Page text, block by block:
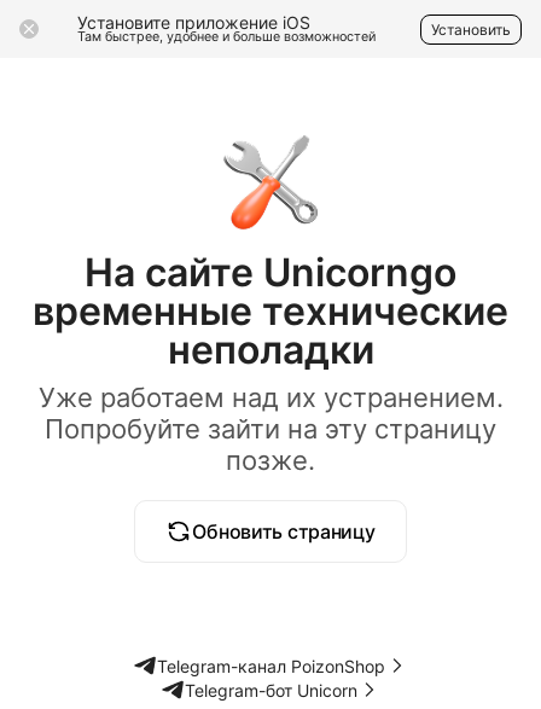
Установите приложение iOS
Там быстрее, удобнее и больше возможностей Установить
На сайте Unicorngo
временные технические
неполадки
Уже работаем над их устранением.
Попробуйте зайти на эту страницу
позже.
Обновить страницу
Telegram-канал PoizonShop
Telegram-бот Unicorn